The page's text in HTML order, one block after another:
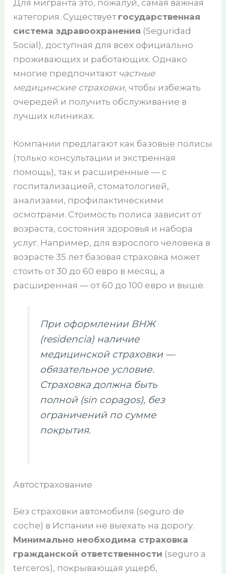
Для мигранта это, пожалуй, самая важная
категория. Существует государственная
система здравоохранения (Seguridad
Social), доступная для всех официально
проживающих и работающих. Однако
многие предпочитают частные
медицинские страховки, чтобы избежать
очередей и получить обслуживание в
лучших клиниках.
Компании предлагают как базовые полисы
(только консультации и экстренная
помощь), так и расширенные — с
госпитализацией, стоматологией,
анализами, профилактическими
осмотрами. Стоимость полиса зависит от
возраста, состояния здоровья и набора
услуг. Например, для взрослого человека в
возрасте 35 лет базовая страховка может
стоить от 30 до 60 евро в месяц, а
расширенная — от 60 до 100 евро и выше.
При оформлении ВНЖ
(residencia) наличие
медицинской страховки —
обязательное условие.
Страховка должна быть
полной (sin copagos), без
ограничений по сумме
покрытия.
Автострахование
Без страховки автомобиля (seguro de
coche) в Испании не выехать на дорогу.
Минимально необходима страховка
гражданской ответственности (seguro a
terceros), покрывающая ущерб,